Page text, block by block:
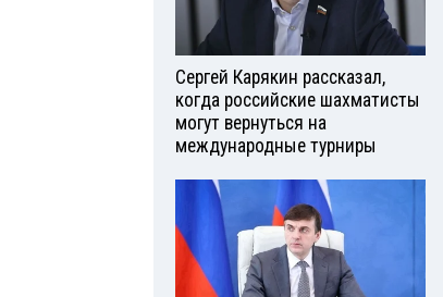
Сергей Карякин рассказал,
когда российские шахматисты
могут вернуться на
международные турниры